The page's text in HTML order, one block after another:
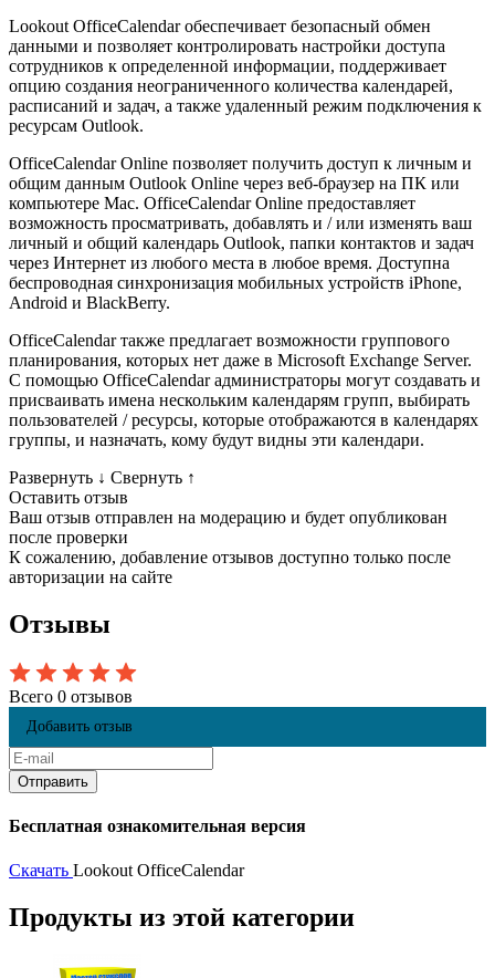
Lookout OfficeCalendar обеспечивает безопасный обмен
данными и позволяет контролировать настройки доступа
сотрудников к определенной информации, поддерживает
опцию создания неограниченного количества календарей,
расписаний и задач, а также удаленный режим подключения к
ресурсам Outlook.
OfficeCalendar Online позволяет получить доступ к личным и
общим данным Outlook Online через веб-браузер на ПК или
компьютере Mac. OfficeCalendar Online предоставляет
возможность просматривать, добавлять и / или изменять ваш
личный и общий календарь Outlook, папки контактов и задач
через Интернет из любого места в любое время. Доступна
беспроводная синхронизация мобильных устройств iPhone,
Android и BlackBerry.
OfficeCalendar также предлагает возможности группового
планирования, которых нет даже в Microsoft Exchange Server.
С помощью OfficeCalendar администраторы могут создавать и
присваивать имена нескольким календарям групп, выбирать
пользователей / ресурсы, которые отображаются в календарях
группы, и назначать, кому будут видны эти календари.
Развернуть ↓ Свернуть ↑
Оставить отзыв
Ваш отзыв отправлен на модерацию и будет опубликован
после проверки
К сожалению, добавление отзывов доступно только после
авторизации на сайте
Отзывы
Всего 0 отзывов
Добавить отзыв
Бесплатная ознакомительная версия
Скачать Lookout OfficeCalendar
Продукты из этой категории